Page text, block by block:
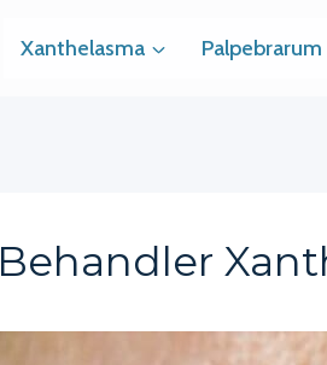
Xanthelasma Palpebrarum